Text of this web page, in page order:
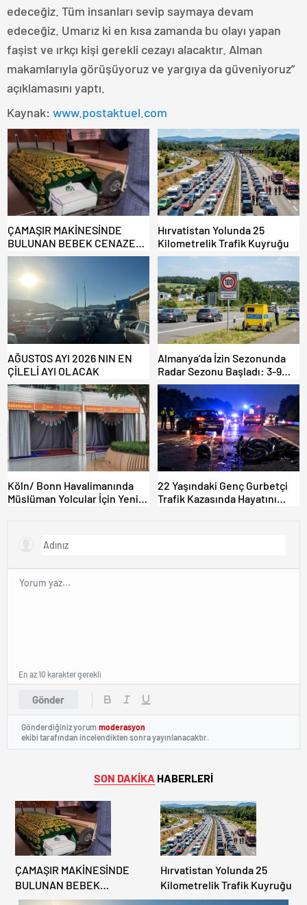
edeceğiz. Tüm insanları sevip saymaya devam
edeceğiz. Umarız ki en kısa zamanda bu olayı yapan
faşist ve ırkçı kişi gerekli cezayı alacaktır. Alman
makamlarıyla görüşüyoruz ve yargıya da güveniyoruz”
açıklamasını yaptı.
Kaynak: www.postaktuel.com
ÇAMAŞIR MAKİNESİNDE
BULUNAN BEBEK CENAZESİ
ŞOK ETTİ
Hırvatistan Yolunda 25
Kilometrelik Trafik Kuyruğu
AĞUSTOS AYI 2026 NIN EN
ÇİLELİ AYI OLACAK
Almanya’da İzin Sezonunda
Radar Sezonu Başladı: 3-9
Ağustos’ta Radar Hız
Denetimi Yapılacak!
Köln/ Bonn Havalimanında
Müslüman Yolcular İçin Yeni
22 Yaşındaki Genç Gurbetçi
Trafik Kazasında Hayatını
Gönder
En az 10 karakter gerekli
Gönderdiğiniz yorum moderasyon
ekibi tarafından incelendikten sonra yayınlanacaktır.
SON DAKİKA HABERLERİ
ÇAMAŞIR MAKİNESİNDE
BULUNAN BEBEK
CENAZESİ ŞOK ETTİ
Hırvatistan Yolunda 25
Kilometrelik Trafik Kuyruğu